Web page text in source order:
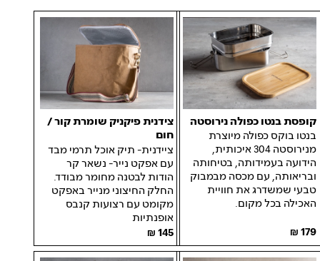
קופסת בנטו כפולה נירוסטה
179
בנטו בוקס כפולה מיוצרת
מנירוסטה 304 איכותית,
הידועה בעמידותה, בטיחותה
ובריאותה, עם מכסה מבמבוק
טבעי שמשדרג את חוויית
האכילה בכל מקום.
צידנית פיקניק שומרת קור /
חום
145
ציידנית- תיק אוכל תרמי מבד
עם אפקט נייר- נשאר קר
הודות לבטנה מחומר מבודד.
החלק החיצוני מנייר באפקט
מקומט עם רצועות קנבס
אופנתיות